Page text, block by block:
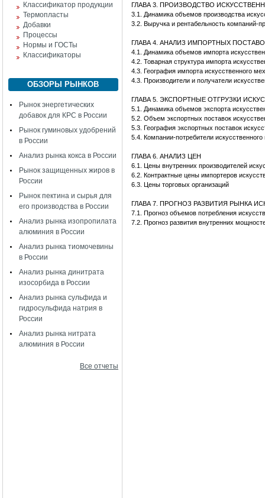
Классификатор продукции
Термопласты
Добавки
Процессы
Нормы и ГОСТы
Классификаторы
ОБЗОРЫ РЫНКОВ
Рынок энергетических
добавок для КРС в России
Рынок гуминовых удобрений
в России
Анализ рынка кокса в России
Рынок защищенных жиров в
России
Рынок пектина и сырья для
его производства в России
Анализ рынка изопропилата
алюминия в России
Анализ рынка тиомочевины
в России
Анализ рынка динитрата
изосорбида в России
Анализ рынка сульфида и
гидросульфида натрия в
России
Анализ рынка нитрата
алюминия в России
Все отчеты
ГЛАВА 3. ПРОИЗВОДСТВО
3.1. Динамика объемов производства
3.2. Выручка и рентабельность компаний-
ГЛАВА 4. АНАЛИЗ ИМПОРТНЫХ
4.1. Динамика объемов импорта
4.2. Товарная структура импорта
4.3. География импорта искусственного
4.3. Производители и получатели
ГЛАВА 5. ЭКСПОРТНЫЕ ОТГРУЗКИ
5.1. Динамика объемов экспорта
5.2. Объем экспортных поставок
5.3. География экспортных поставок
5.4. Компании-потребители
ГЛАВА 6. АНАЛИЗ ЦЕН
6.1. Цены внутренних производителей
6.2. Контрактные цены импортеров
6.3. Цены торговых организаций
ГЛАВА 7. ПРОГНОЗ РАЗВИТИЯ РЫНКА
7.1. Прогноз объемов потребления
7.2. Прогноз развития внутренних